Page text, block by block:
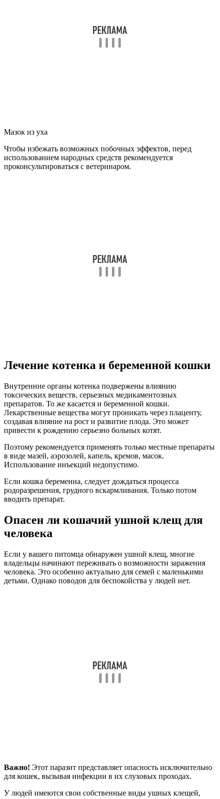
Мазок из уха
Чтобы избежать возможных побочных эффектов, перед
использованием народных средств рекомендуется
проконсультироваться с ветеринаром.
Лечение котенка и беременной кошки
Внутренние органы котенка подвержены влиянию
токсических веществ, серьезных медикаментозных
препаратов. То же касается и беременной кошки.
Лекарственные вещества могут проникать через плаценту,
создавая влияние на рост и развитие плода. Это может
привести к рождению серьезно больных котят.
Поэтому рекомендуется применять только местные препараты
в виде мазей, аэрозолей, капель, кремов, масок.
Использование инъекций недопустимо.
Если кошка беременна, следует дождаться процесса
родоразрешения, грудного вскармливания. Только потом
вводить препарат.
Опасен ли кошачий ушной клещ для
человека
Если у вашего питомца обнаружен ушной клещ, многие
владельцы начинают переживать о возможности заражения
человека. Это особенно актуально для семей с маленькими
детьми. Однако поводов для беспокойства у людей нет.
Важно! Этот паразит представляет опасность исключительно
для кошек, вызывая инфекции в их слуховых проходах.
У людей имеются свои собственные виды ушных клещей,